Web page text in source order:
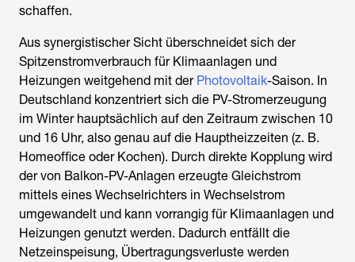
schaffen.
Aus synergistischer Sicht überschneidet sich der
Spitzenstromverbrauch für Klimaanlagen und
Heizungen weitgehend mit der Photovoltaik-Saison. In
Deutschland konzentriert sich die PV-Stromerzeugung
im Winter hauptsächlich auf den Zeitraum zwischen 10
und 16 Uhr, also genau auf die Hauptheizzeiten (z. B.
Homeoffice oder Kochen). Durch direkte Kopplung wird
der von Balkon-PV-Anlagen erzeugte Gleichstrom
mittels eines Wechselrichters in Wechselstrom
umgewandelt und kann vorrangig für Klimaanlagen und
Heizungen genutzt werden. Dadurch entfällt die
Netzeinspeisung, Übertragungsverluste werden